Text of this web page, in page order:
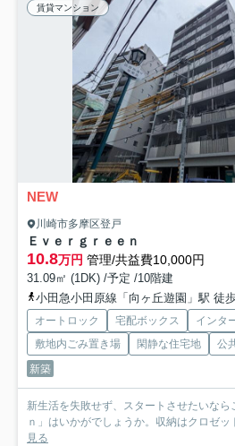
賃貸マンション
NEW
川崎市多摩区登戸
Ｅｖｅｒｇｒｅｅｎ
10.8万円 管理/共益費10,000円
31.09㎡ (1DK) /予定 /10階建
小田急小田原線「向ヶ丘遊園」駅 徒
オートロック 宅配ボックス
インタ
敷地内ごみ置き場
閑静な住宅地
公
新築
新生活を失敗せず、スタートさせたいなら
ｎ」はいかがでしょうか。収納はクロゼ
見る